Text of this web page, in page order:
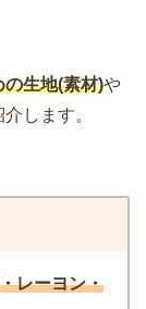
の生地(素材)や
します。
レーヨン・